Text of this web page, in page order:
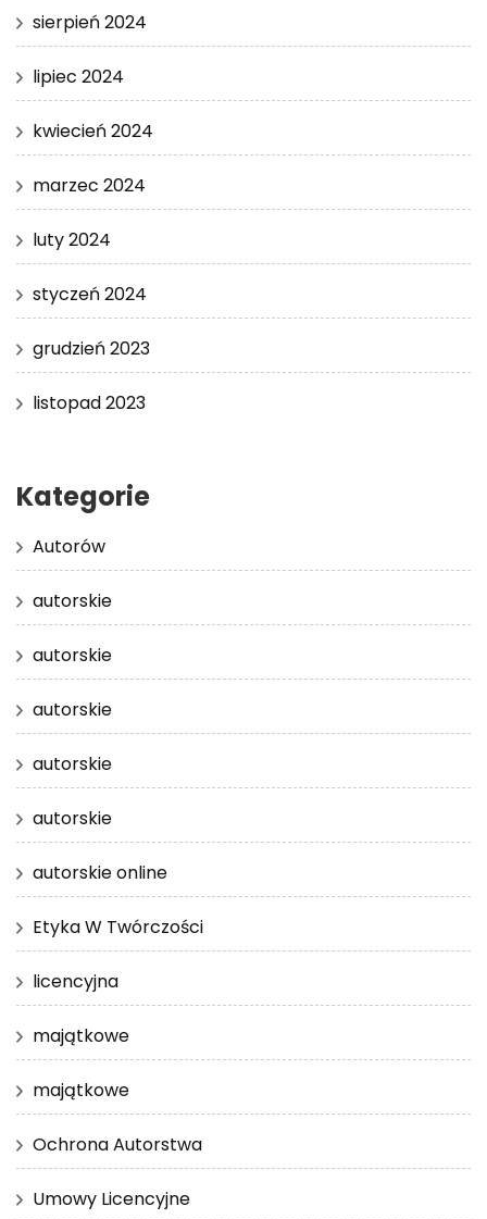
sierpień 2024
lipiec 2024
kwiecień 2024
marzec 2024
luty 2024
styczeń 2024
grudzień 2023
listopad 2023
Kategorie
Autorów
autorskie
autorskie
autorskie
autorskie
autorskie
autorskie online
Etyka W Twórczości
licencyjna
majątkowe
majątkowe
Ochrona Autorstwa
Umowy Licencyjne